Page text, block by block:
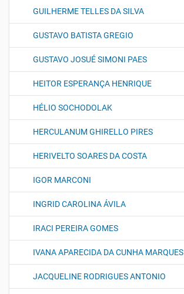
GUILHERME TELLES DA SILVA
GUSTAVO BATISTA GREGIO
GUSTAVO JOSUÉ SIMONI PAES
HEITOR ESPERANÇA HENRIQUE
HÉLIO SOCHODOLAK
HERCULANUM GHIRELLO PIRES
HERIVELTO SOARES DA COSTA
IGOR MARCONI
INGRID CAROLINA ÁVILA
IRACI PEREIRA GOMES
IVANA APARECIDA DA CUNHA MARQUES
JACQUELINE RODRIGUES ANTONIO